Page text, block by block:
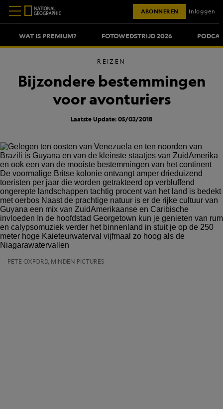
WAT IS PREMIUM? FOTOWEDSTRIJD 2026
ABONNEREN Inloggen
REIZEN
Bijzondere bestemmingen
voor avonturiers
Laatste Update: 05/03/2018
PETE OXFORD, MINDEN PICTURES